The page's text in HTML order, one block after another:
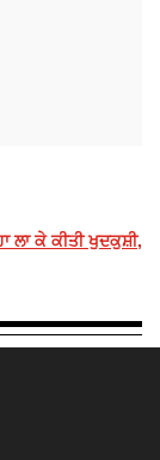
ਲਾ ਕੇ ਕੀਤੀ ਖੁਦਕੁਸ਼ੀ,